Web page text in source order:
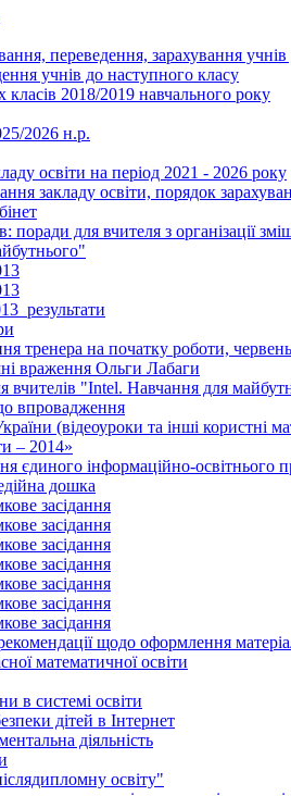
переведення, зарахування учнів
учнів до наступного класу
класів 2018/2019 навчального року
2026 н.р.
освіти на період 2021 - 2026 року
закладу освіти, порядок
поради для вчителя з організації
тренера на початку роботи,
враження Ольги Лабаги
вчителів "Intel. Навчання для
впровадження
(відеоуроки та інші користні
– 2014»
єдиного інформаційно-освітнього
дошка
засідання
засідання
засідання
засідання
засідання
засідання
засідання
щодо оформлення
математичної освіти
в системі освіти
дітей в Інтернет
діяльність
освіту"